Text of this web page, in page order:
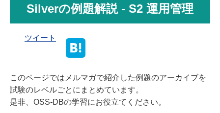
Silverの例題解説 - S2 運用管理
ツイート
このページではメルマガで紹介した例題のアーカイブを
試験のレベルごとにまとめています。
是非、OSS-DBの学習にお役立てください。